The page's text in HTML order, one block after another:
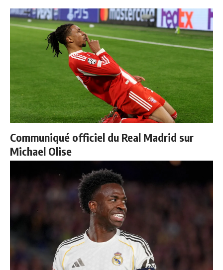
Communiqué officiel du Real Madrid sur
Michael Olise